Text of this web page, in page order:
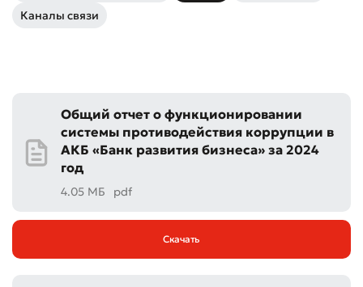
Каналы связи
Общий отчет о функционировании
системы противодействия коррупции в
АКБ «Банк развития бизнеса» за 2024
год
4.05 МБ pdf
Скачать